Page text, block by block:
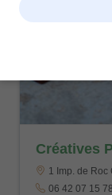
Créatives
1 Imp. de
06 42 07 15 78